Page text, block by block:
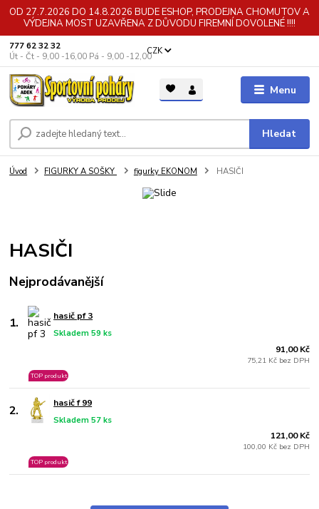
OD 27.7.2026 DO 14.8.2026 BUDE ESHOP, PRODEJNA CHOMUTOV A
VÝDEJNA MOST UZAVŘENA Z DŮVODU FIREMNÍ DOVOLENÉ !!!!
Menu
CZK
Hledat
777 62 32 32
Út - Čt - 9,00 -16,00 Pá - 9,00 -12,00
Úvod FIGURKY A SOŠKY figurky EKONOM HASIČI
HASIČI
Nejprodávanější
1. hasič pf 3
Skladem 59 ks
TOP produkt
91,00 Kč
75,21 Kč bez DPH
2. hasič f 99
Skladem 57 ks
TOP produkt
121,00 Kč
100,00 Kč bez DPH